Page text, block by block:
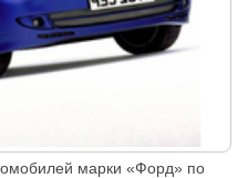
марки «Форд» по